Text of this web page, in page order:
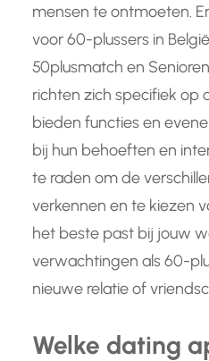
mensen te ontmoeten.
voor 60-plussers in
50plusmatch en
richten zich specifiek op
bieden functies en
bij hun behoeften en
te raden om de
verkennen en te kiezen
het beste past bij jouw
verwachtingen als 60-
nieuwe relatie of
Welke dating